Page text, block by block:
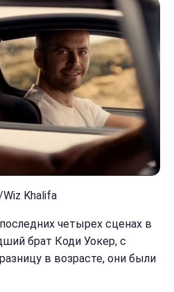
Khalifa
четырех сценах в
брат Коди Уокер, с
в возрасте, они были